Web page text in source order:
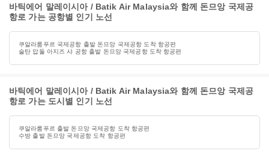
바틱에어 말레이시아 / Batik Air Malaysia와 함께 돈므앙 국제공
항로 가는 공항별 인기 노선
쿠알라룸푸르 국제공항 출발 돈므앙 국제공항 도착 항공편
술탄 압둘 아지즈 샤 공항 출발 돈므앙 국제공항 도착 항공편
바틱에어 말레이시아 / Batik Air Malaysia와 함께 돈므앙 국제공
항로 가는 도시별 인기 노선
쿠알라룸푸르 출발 돈므앙 국제공항 도착 항공편
수방 출발 돈므앙 국제공항 도착 항공편